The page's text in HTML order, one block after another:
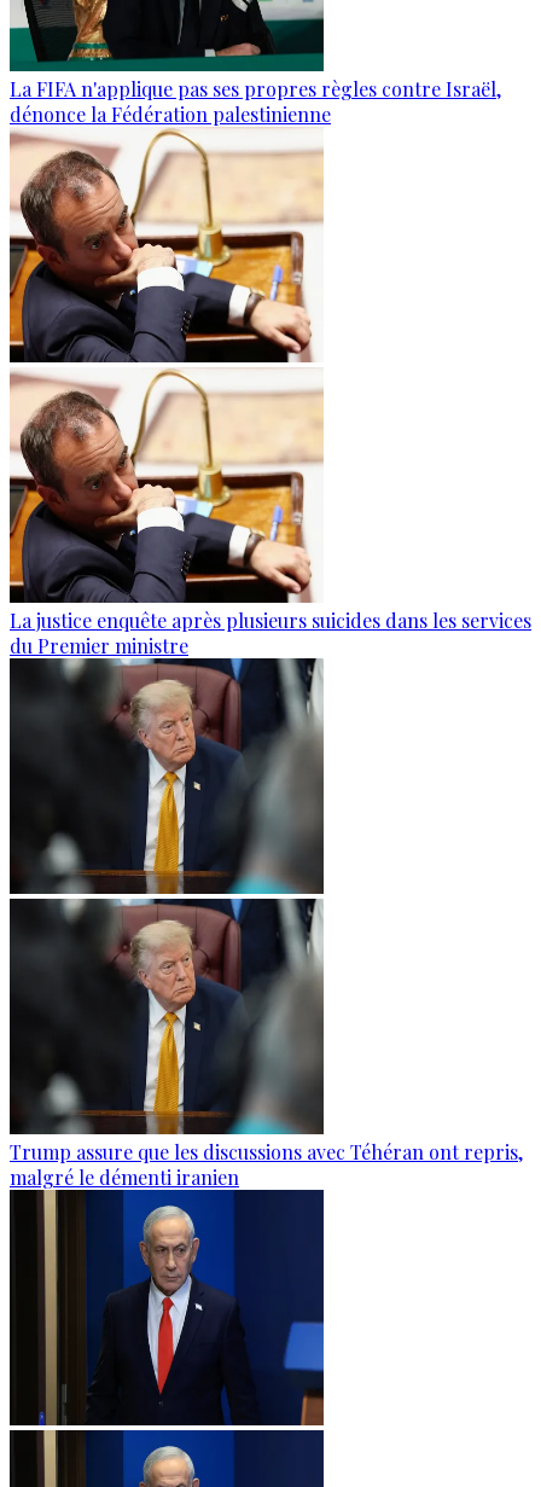
La FIFA n'applique pas ses propres règles contre Israël,
dénonce la Fédération palestinienne
La justice enquête après plusieurs suicides dans les services
du Premier ministre
Trump assure que les discussions avec Téhéran ont repris,
malgré le démenti iranien